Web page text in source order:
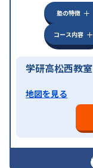
塾の特徴
コース内容
学研高松西教室
地図を見る